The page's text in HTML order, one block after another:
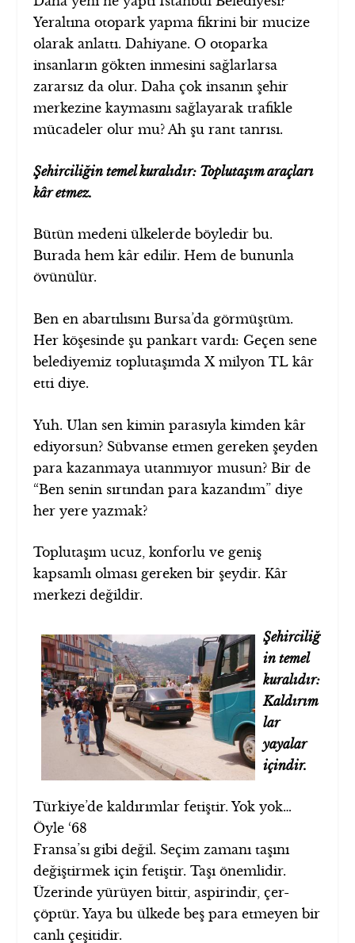
Yeraltına otopark yapma fikrini bir mucize
olarak anlattı. Dahiyane. O otoparka
insanların gökten inmesini sağlarlarsa
zararsız da olur. Daha çok insanın şehir
merkezine kaymasını sağlayarak trafikle
mücadeler olur mu? Ah şu rant tanrısı.
Şehirciliğin temel kuralıdır: Toplutaşım araçları
kâr etmez.
Bütün medeni ülkelerde böyledir bu.
Burada hem kâr edilir. Hem de bununla
övünülür.
Ben en abartılısını Bursa’da görmüştüm.
Her köşesinde şu pankart vardı: Geçen sene
belediyemiz toplutaşımda X milyon TL kâr
etti diye.
Yuh. Ulan sen kimin parasıyla kimden kâr
ediyorsun? Sübvanse etmen gereken şeyden
para kazanmaya utanmıyor musun? Bir de
“Ben senin sırtından para kazandım” diye
her yere yazmak?
Toplutaşım ucuz, konforlu ve geniş
kapsamlı olması gereken bir şeydir. Kâr
merkezi değildir.
Şehirciliğ
in temel
kuralıdır:
Kaldırım
lar
yayalar
içindir.
Türkiye’de kaldırımlar fetiştir. Yok yok…
Öyle ‘68
Fransa’sı gibi değil. Seçim zamanı taşını
değiştirmek için fetiştir. Taşı önemlidir.
Üzerinde yürüyen bittir, aspirindir, çer-
çöptür. Yaya bu ülkede beş para etmeyen bir
canlı çeşitidir.